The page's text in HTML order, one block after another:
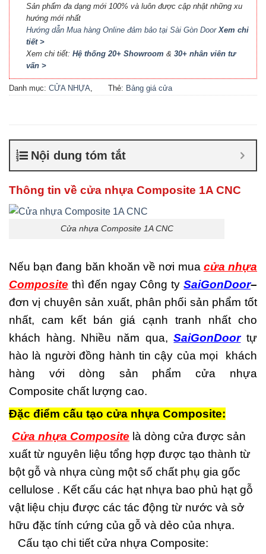
Sản phẩm đa dạng mới 100% và luôn được cập nhật những xu
hướng mới nhất
Hướng dẫn Mua hàng Online đảm bảo tại Sài Gòn DoorXem chi
tiết >
Xem chi tiết: Hệ thống 20+ Showroom & 30+ nhân viên tư
vấn >
Danh mục: CỬA NHỰA,
Thẻ: Bảng giá cửa
nhiêu
là gì,
TPHCM,Cửa nhựa gỗ
Đánh giá cửa nhựa
composite,
Nhược điểm của nhựa
cửa nhựa Composite uy tín ,
Sản xuất cửa nhựa
composite
Nội dung tóm tắt
Thông tin về cửa nhựa Composite 1A CNC
Cửa nhựa Composite 1A CNC
Nếu bạn đang băn khoăn về nơi mua cửa nhựa
Composite thì đến ngay Công ty SaiGonDoor–
đơn vị chuyên sản xuất, phân phối sản phẩm tốt
nhất, cam kết bán giá cạnh tranh nhất cho
khách hàng. Nhiều năm qua,SaiGonDoortự
hào là người đồng hành tin cậy của mọi khách
hàng với dòng sản phẩm cửa nhựa
Composite chất lượng cao.
Đặc điểm cấu tạo cửa nhựa Composite:
Cửa nhựa Composite là dòng cửa được sản
xuất từ nguyên liệu tổng hợp được tạo thành từ
bột gỗ và nhựa cùng một số chất phụ gia gốc
cellulose . Kết cấu các hạt nhựa bao phủ hạt gỗ
vật liệu chịu được các tác động từ nước và sở
hữu đặc tính cứng của gỗ và dẻo của nhựa.
Cấu tạo chi tiết cửa nhựa Composite: